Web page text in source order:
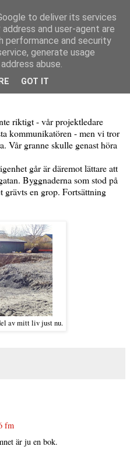
riktigt - vår projektledare
kommunikatören - men vi tror
Vår granne skulle genast höra
går är däremot lättare att
Byggnaderna som stod på
grävts en grop. Fortsättning
av mitt liv just nu.
fm
är ju en bok.
to deliver its services
and user-agent are
performance and security
generate usage
abuse.
GOT IT